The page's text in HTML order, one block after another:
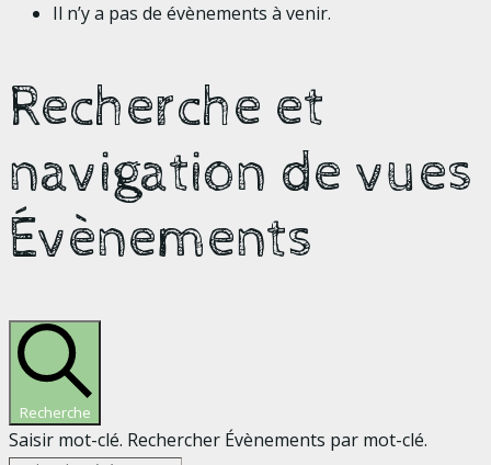
Il n’y a pas de évènements à venir.
Recherche et
navigation de vues
Évènements
Recherche
Saisir mot-clé. Rechercher Évènements par mot-clé.